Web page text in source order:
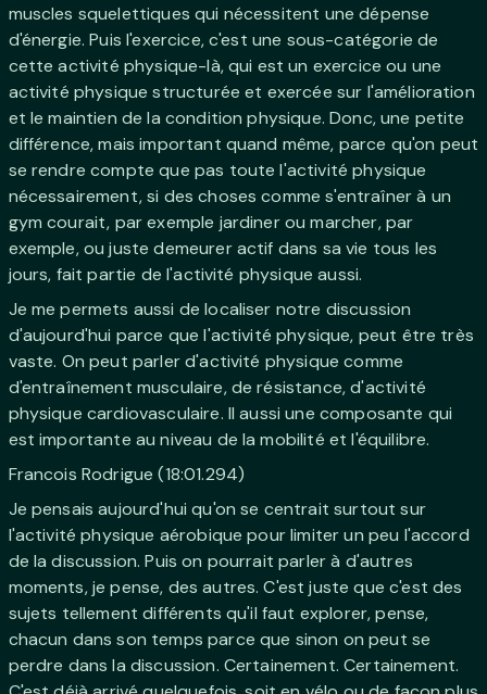
muscles squelettiques qui nécessitent une dépense
d'énergie. Puis l'exercice, c'est une sous-catégorie de
cette activité physique-là, qui est un exercice ou une
activité physique structurée et exercée sur l'amélioration
et le maintien de la condition physique. Donc, une petite
différence, mais important quand même, parce qu'on peut
se rendre compte que pas toute l'activité physique
nécessairement, si des choses comme s'entraîner à un
gym courait, par exemple jardiner ou marcher, par
exemple, ou juste demeurer actif dans sa vie tous les
jours, fait partie de l'activité physique aussi.
Je me permets aussi de localiser notre discussion
d'aujourd'hui parce que l'activité physique, peut être très
vaste. On peut parler d'activité physique comme
d'entraînement musculaire, de résistance, d'activité
physique cardiovasculaire. Il aussi une composante qui
est importante au niveau de la mobilité et l'équilibre.
Francois Rodrigue (18:01.294)
Je pensais aujourd'hui qu'on se centrait surtout sur
l'activité physique aérobique pour limiter un peu l'accord
de la discussion. Puis on pourrait parler à d'autres
moments, je pense, des autres. C'est juste que c'est des
sujets tellement différents qu'il faut explorer, pense,
chacun dans son temps parce que sinon on peut se
perdre dans la discussion. Certainement. Certainement.